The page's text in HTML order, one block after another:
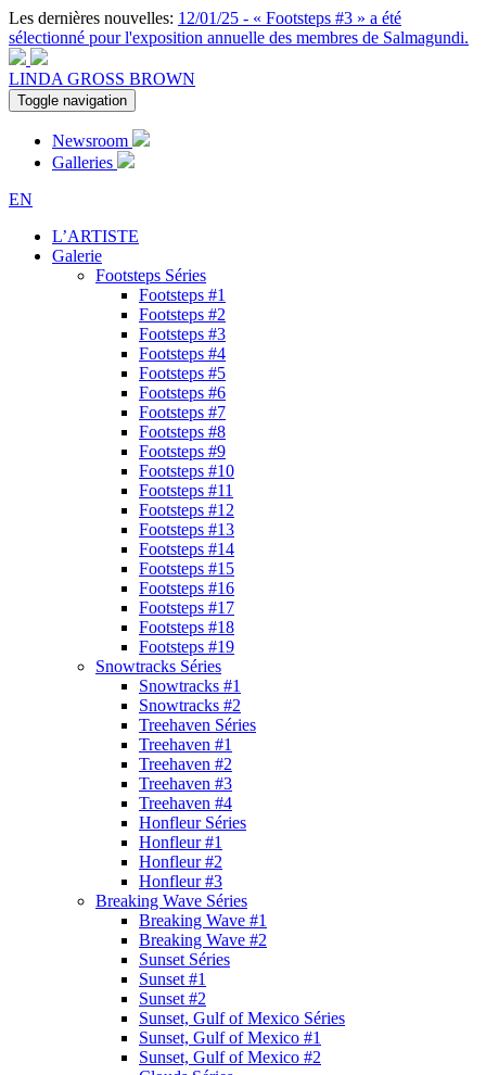
Les dernières nouvelles: 12/01/25 - « Footsteps #3 » a été
sélectionné pour l'exposition annuelle des membres de Salmagundi.
LINDA GROSS BROWN
Toggle navigation
Newsroom
Galleries
EN
L’ARTISTE
Galerie
Footsteps Séries
Footsteps #1
Footsteps #2
Footsteps #3
Footsteps #4
Footsteps #5
Footsteps #6
Footsteps #7
Footsteps #8
Footsteps #9
Footsteps #10
Footsteps #11
Footsteps #12
Footsteps #13
Footsteps #14
Footsteps #15
Footsteps #16
Footsteps #17
Footsteps #18
Footsteps #19
Snowtracks Séries
Snowtracks #1
Snowtracks #2
Treehaven Séries
Treehaven #1
Treehaven #2
Treehaven #3
Treehaven #4
Honfleur Séries
Honfleur #1
Honfleur #2
Honfleur #3
Breaking Wave Séries
Breaking Wave #1
Breaking Wave #2
Sunset Séries
Sunset #1
Sunset #2
Sunset, Gulf of Mexico Séries
Sunset, Gulf of Mexico #1
Sunset, Gulf of Mexico #2